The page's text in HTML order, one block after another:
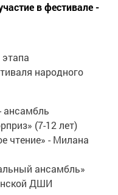
в фестивале -
народного
ансамбль
(7-12 лет)
чтение» - Милана
ансамбль»
ДШИ